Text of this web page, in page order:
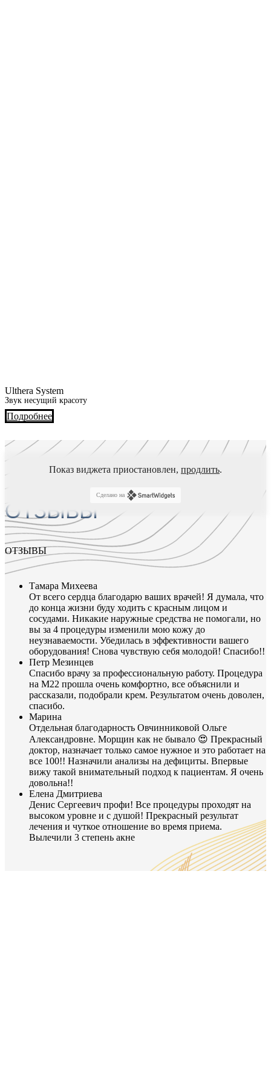
Ulthera System
Звук несущий красоту
Подробнее
ОТЗЫВЫ
Показ виджета приостановлен, продлить.
Сделано на
ОТЗЫВЫ
Тамара Михеева
От всего сердца благодарю ваших врачей! Я думала, что
до конца жизни буду ходить с красным лицом и
сосудами. Никакие наружные средства не помогали, но
вы за 4 процедуры изменили мою кожу до
неузнаваемости. Убедилась в эффективности вашего
оборудования! Снова чувствую себя молодой! Спасибо!!
Петр Мезинцев
Спасибо врачу за профессиональную работу. Процедура
на М22 прошла очень комфортно, все объяснили и
рассказали, подобрали крем. Результатом очень доволен,
спасибо.
Марина
Отдельная благодарность Овчинниковой Ольге
Александровне. Морщин как не бывало 😍 Прекрасный
доктор, назначает только самое нужное и это работает на
все 100!! Назначили анализы на дефициты. Впервые
вижу такой внимательный подход к пациентам. Я очень
довольна!!
Елена Дмитриева
Денис Сергеевич профи! Все процедуры проходят на
высоком уровне и с душой! Прекрасный результат
лечения и чуткое отношение во время приема.
Вылечили 3 степень акне